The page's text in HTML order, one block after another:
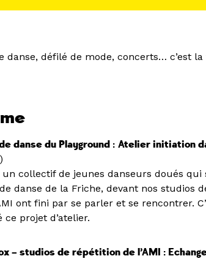
danse, défilé de mode, concerts… c’est
danse du Playground : Atelier initiation
un collectif de jeunes danseurs doués qui
danse de la Friche, devant nos studios
ont fini par se parler et se rencontrer.
ce projet d’atelier.
– studios de répétition de l’AMI :